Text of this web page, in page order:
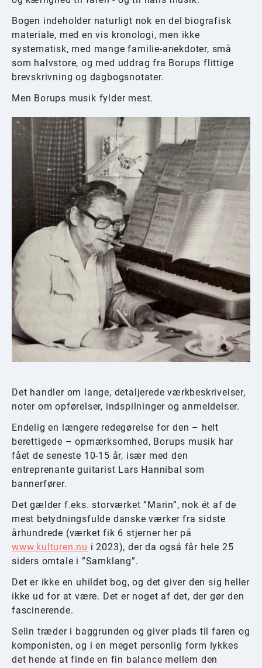
Bogen indeholder naturligt nok en del biografisk
materiale, med en vis kronologi, men ikke
systematisk, med mange familie-anekdoter, små
som halvstore, og med uddrag fra Borups flittige
brevskrivning og dagbogsnotater.
Men Borups musik fylder mest.
Det handler om lange, detaljerede værkbeskrivelser,
noter om opførelser, indspilninger og anmeldelser.
Endelig en længere redegørelse for den – helt
berettigede – opmærksomhed, Borups musik har
fået de seneste 10-15 år, især med den
entreprenante guitarist Lars Hannibal som
bannerfører.
Det gælder f.eks. storværket ”Marin”, nok ét af de
mest betydningsfulde danske værker fra sidste
århundrede (værket fik 6 stjerner her på
www.kulturen.nu i 2023), der da også får hele 25
siders omtale i ”Samklang”.
Det er ikke en uhildet bog, og det giver den sig heller
ikke ud for at være. Det er noget af det, der gør den
fascinerende.
Selin træder i baggrunden og giver plads til faren og
komponisten, og i en meget personlig form lykkes
det hende at finde en fin balance mellem den